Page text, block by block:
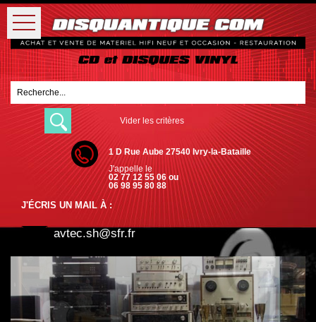
Vider les critères
1 D Rue Aube 27540 Ivry-la-Bataille
J'appelle le
02 77 12 55 06 ou
06 98 95 80 88
J'ÉCRIS UN MAIL À :
avtec.sh@sfr.fr